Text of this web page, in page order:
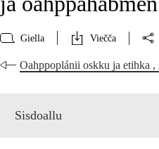
Giella Viečča
Oahppoplánii oskku ja etihka ,
Sisdoallu